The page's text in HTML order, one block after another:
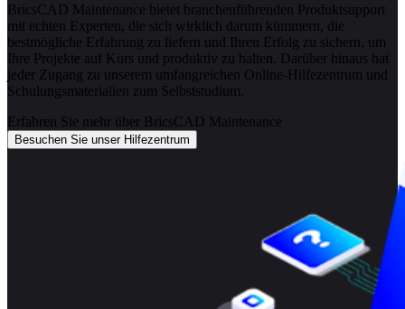
BricsCAD Maintenance bietet branchenführenden Produktsupport
mit echten Experten, die sich wirklich darum kümmern, die
bestmögliche Erfahrung zu liefern und Ihren Erfolg zu sichern, um
Ihre Projekte auf Kurs und produktiv zu halten. Darüber hinaus hat
jeder Zugang zu unserem umfangreichen Online-Hilfezentrum und
Schulungsmaterialien zum Selbststudium.
Erfahren Sie mehr über BricsCAD Maintenance
Besuchen Sie unser Hilfezentrum